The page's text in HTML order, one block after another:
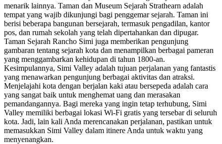
menarik lainnya. Taman dan Museum Sejarah Strathearn adalah
tempat yang wajib dikunjungi bagi penggemar sejarah. Taman ini
berisi beberapa bangunan bersejarah, termasuk pengadilan, kantor
pos, dan rumah sekolah yang telah dipertahankan dan dipugar.
Taman Sejarah Rancho Simi juga memberikan pengunjung
gambaran tentang sejarah kota dan menampilkan berbagai pameran
yang menggambarkan kehidupan di tahun 1800-an.
Kesimpulannya, Simi Valley adalah tujuan perjalanan yang fantastis
yang menawarkan pengunjung berbagai aktivitas dan atraksi.
Menjelajahi kota dengan berjalan kaki atau bersepeda adalah cara
yang sangat baik untuk menghemat uang dan merasakan
pemandangannya. Bagi mereka yang ingin tetap terhubung, Simi
Valley memiliki berbagai lokasi Wi-Fi gratis yang tersebar di seluruh
kota. Jadi, lain kali Anda merencanakan perjalanan, pastikan untuk
memasukkan Simi Valley dalam itinere Anda untuk waktu yang
menyenangkan.